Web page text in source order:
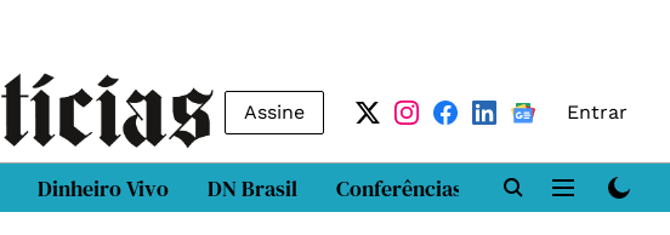
Assine Entrar
Dinheiro Vivo DN Brasil Conferências DN LAB